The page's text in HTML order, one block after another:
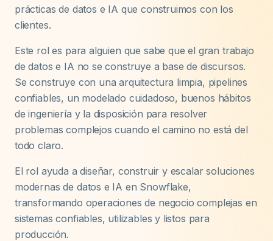
prácticas de datos e IA que construimos con los
clientes.
Este rol es para alguien que sabe que el gran trabajo
de datos e IA no se construye a base de discursos.
Se construye con una arquitectura limpia, pipelines
confiables, un modelado cuidadoso, buenos hábitos
de ingeniería y la disposición para resolver
problemas complejos cuando el camino no está del
todo claro.
El rol ayuda a diseñar, construir y escalar soluciones
modernas de datos e IA en Snowflake,
transformando operaciones de negocio complejas en
sistemas confiables, utilizables y listos para
producción.